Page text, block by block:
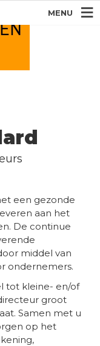
MENU
een gezonde
aan het
De continue
middel van
ondernemers.
tot kleine- en/of
groot
Samen met u
op het